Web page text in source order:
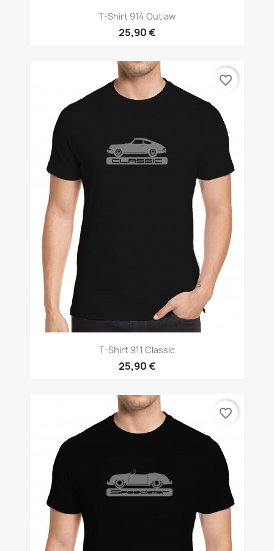
T-Shirt 914 Outlaw
25,90 €
T-Shirt 911 Classic
25,90 €
favorite_border
favorite_border